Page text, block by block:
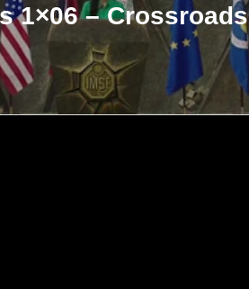
1×06 – Crossroads